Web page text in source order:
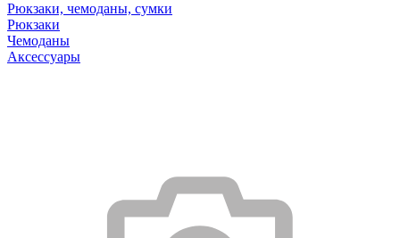
Рюкзаки, чемоданы, сумки
Рюкзаки
Чемоданы
Аксессуары